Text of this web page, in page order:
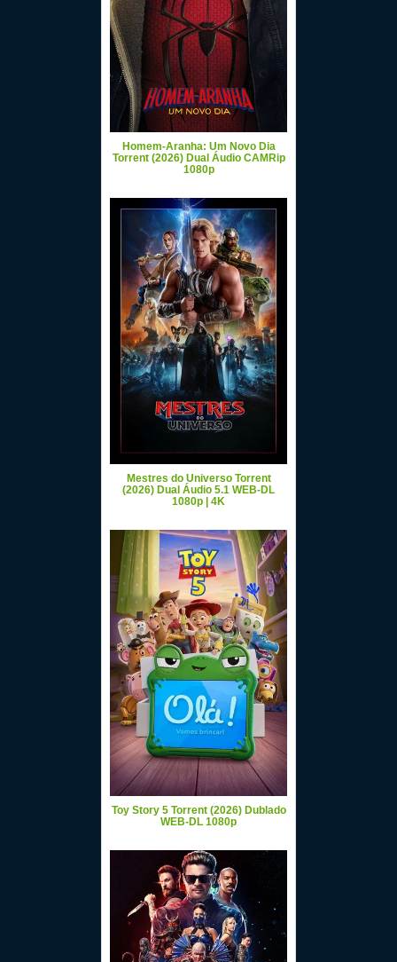
Homem-Aranha: Um Novo Dia
Torrent (2026) Dual Áudio CAMRip
1080p
Mestres do Universo Torrent
(2026) Dual Áudio 5.1 WEB-DL
1080p | 4K
Toy Story 5 Torrent (2026) Dublado
WEB-DL 1080p